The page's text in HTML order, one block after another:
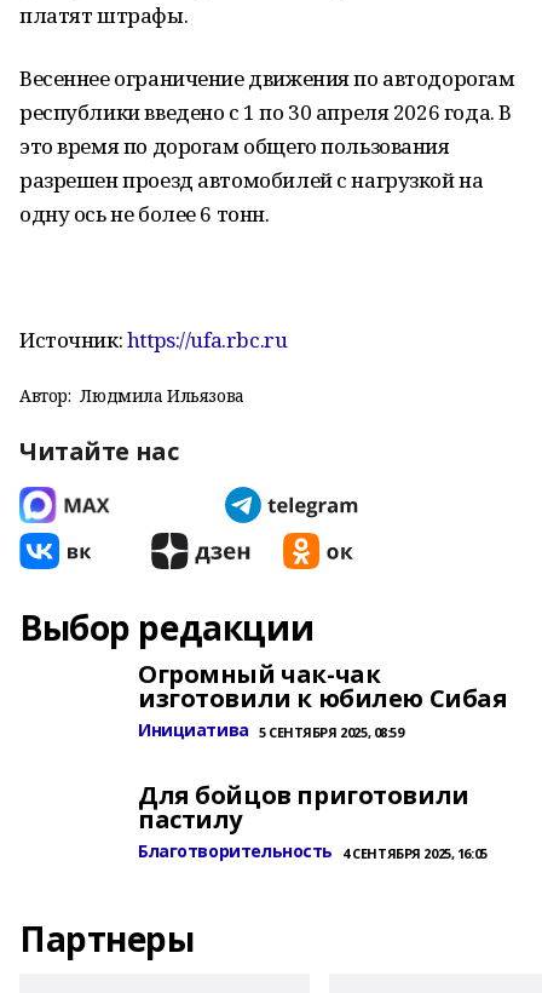
платят штрафы.
Весеннее ограничение движения по автодорогам
республики введено с 1 по 30 апреля 2026 года. В
это время по дорогам общего пользования
разрешен проезд автомобилей с нагрузкой на
одну ось не более 6 тонн.
Источник:https://ufa.rbc.ru
Автор: Людмила Ильязова
Читайте нас
Выбор редакции
Огромный чак-чак
изготовили к юбилею Сибая
Инициатива 5 СЕНТЯБРЯ 2025, 08:59
Для бойцов приготовили
пастилу
Благотворительность 4 СЕНТЯБРЯ 2025, 16:05
Партнеры